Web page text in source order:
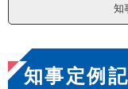
知
本
文
知事定例